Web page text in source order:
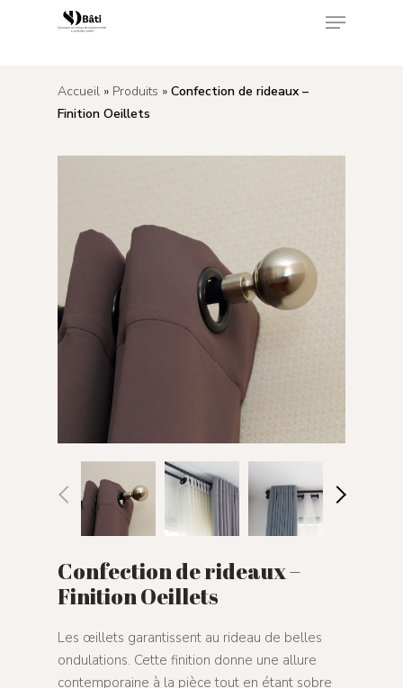
Appuyez sur Enter pour rechercher ou sur ESC
pour fermer
Accueil » Produits » Confection de rideaux –
Finition Oeillets
Confection de rideaux –
Finition Oeillets
Les œillets garantissent au rideau de belles
ondulations. Cette finition donne une allure
contemporaine à la pièce tout en étant sobre